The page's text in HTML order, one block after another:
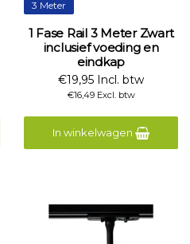
3 Meter
1 Fase Rail 3 Meter Zwart
inclusief voeding en
eindkap
€19,95 Incl. btw
€16,49 Excl. btw
In winkelwagen